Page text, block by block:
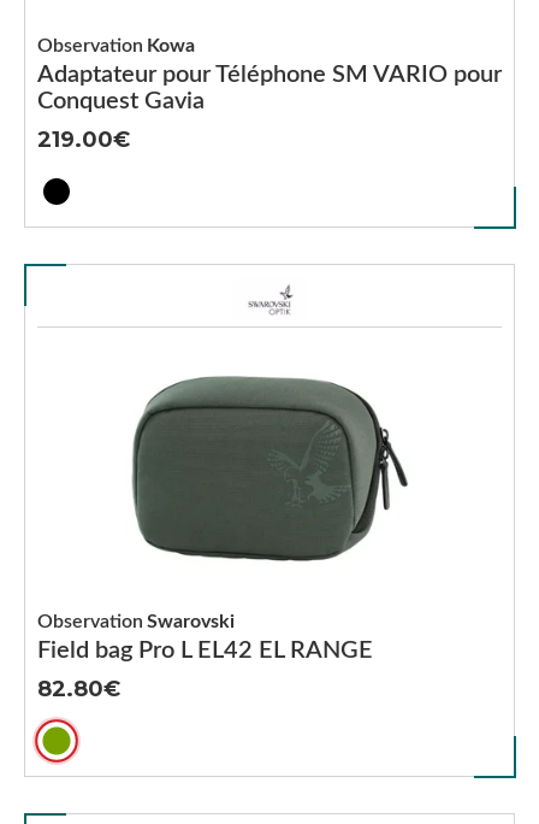
Adaptateur pour Téléphone SM VARIO pour
Conquest Gavia
Observation Kowa
219.00
Field bag Pro L EL42 EL RANGE
Observation Swarovski
82.80